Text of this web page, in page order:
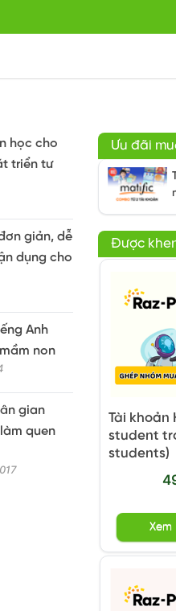
học cho
triển tư
giản, dễ
dụng cho
Anh
non
gian
quen
Ưu đãi
Được
Tài khoản
student
students)
Xem